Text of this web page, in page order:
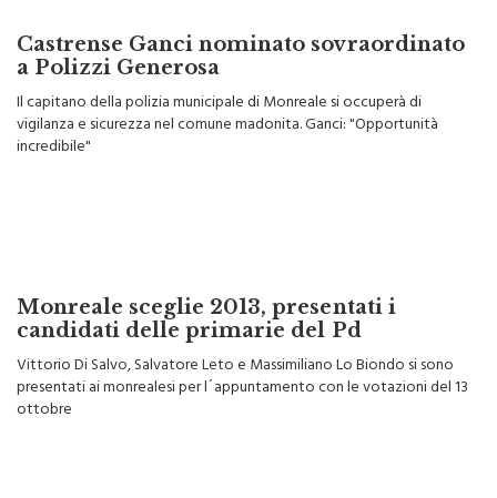
a Polizzi Generosa
Il capitano della polizia municipale di Monreale si occuperà di
vigilanza e sicurezza nel comune madonita. Ganci: "Opportunità
incredibile"
candidati delle primarie del Pd
Vittorio Di Salvo, Salvatore Leto e Massimiliano Lo Biondo si sono
presentati ai monrealesi per l´appuntamento con le votazioni del 13
ottobre